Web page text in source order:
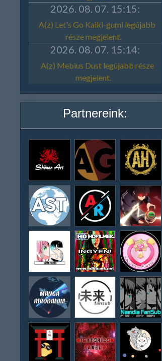
Partnereink: